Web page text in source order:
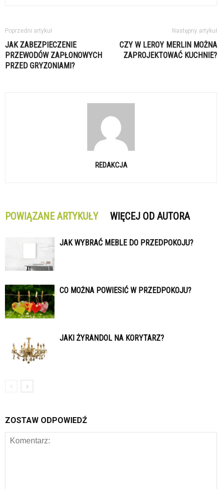
Poprzedni artykuł
JAK ZABEZPIECZENIE
PRZEWODÓW ZAPŁONOWYCH
PRZED GRYZONIAMI?
Następny artykuł
CZY W LEROY MERLIN MOŻNA
ZAPROJEKTOWAĆ KUCHNIE?
REDAKCJA
POWIĄZANE ARTYKUŁY WIĘCEJ OD AUTORA
JAK WYBRAĆ MEBLE DO PRZEDPOKOJU?
CO MOŻNA POWIESIĆ W PRZEDPOKOJU?
JAKI ŻYRANDOL NA KORYTARZ?
ZOSTAW ODPOWIEDŹ